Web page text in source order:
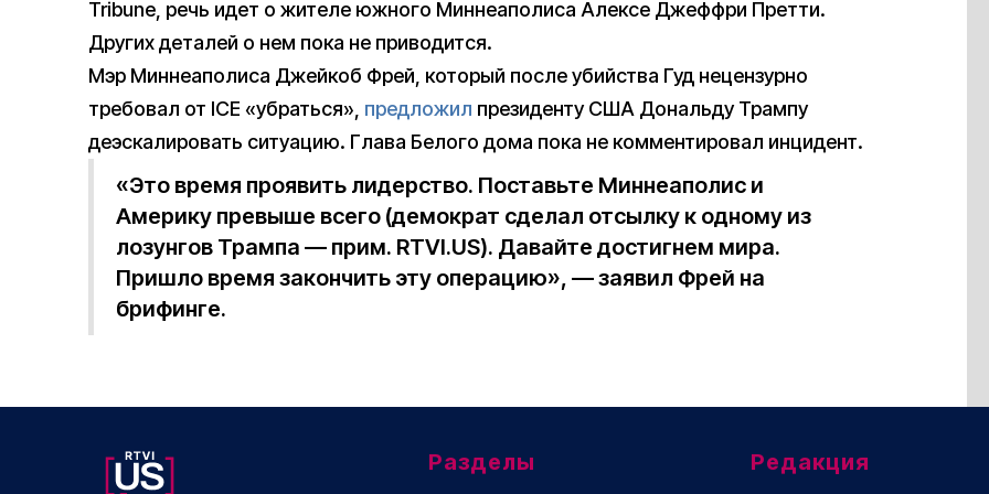
Tribune, речь идет о жителе южного Миннеаполиса Алексе Джеффри Претти.
Других деталей о нем пока не приводится.
Мэр Миннеаполиса Джейкоб Фрей, который после убийства Гуд нецензурно
требовал от ICE «убраться», предложил президенту США Дональду Трампу
деэскалировать ситуацию. Глава Белого дома пока не комментировал инцидент.
«Это время проявить лидерство. Поставьте Миннеаполис и
Америку превыше всего (демократ сделал отсылку к одному из
лозунгов Трампа — прим. RTVI.US). Давайте достигнем мира.
Пришло время закончить эту операцию», — заявил Фрей на
брифинге.
Разделы Редакция